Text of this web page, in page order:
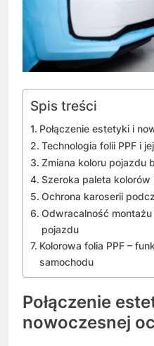
Spis treści
Połączenie estetyki i
Technologia folii PPF i
Zmiana koloru pojazdu
Szeroka paleta
Ochrona karoserii
Odwracalność
pojazdu
Kolorowa folia PPF –
samochodu
Połączenie
nowoczesnej